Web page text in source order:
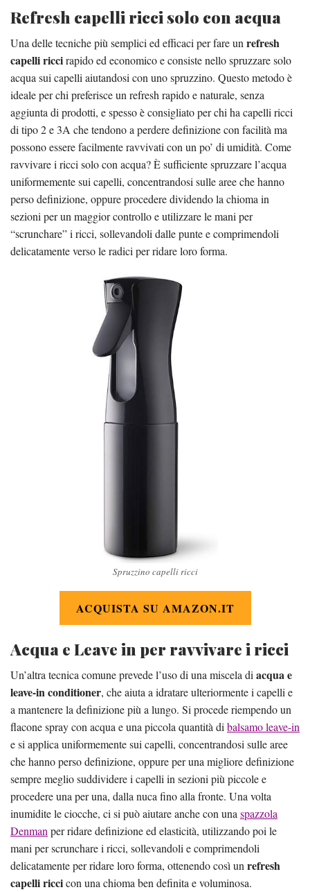
Refresh capelli ricci solo con acqua
Una delle tecniche più semplici ed efficaci per fare unrefresh
capelli riccirapido ed economico e consiste nello spruzzare solo
acqua sui capelli aiutandosi con uno spruzzino. Questo metodo è
ideale per chi preferisce un refresh rapido e naturale, senza
aggiunta di prodotti, e spesso è consigliato per chi ha capelli ricci
di tipo 2 e 3A che tendono a perdere definizione con facilità ma
possono essere facilmente ravvivati con un po’ di umidità. Come
ravvivare i ricci solo con acqua? È sufficiente spruzzare l’acqua
uniformemente sui capelli, concentrandosi sulle aree che hanno
perso definizione, oppure procedere dividendo la chioma in
sezioni per un maggior controllo e utilizzare le mani per
“scrunchare” i ricci, sollevandoli dalle punte e comprimendoli
delicatamente verso le radici per ridare loro forma.
Spruzzino capelli ricci
ACQUISTA SU AMAZON.IT
Acqua e Leave in per ravvivare i ricci
Un’altra tecnica comune prevede l’uso di una miscela diacqua e
leave-in conditioner, che aiuta a idratare ulteriormente i capelli e
a mantenere la definizione più a lungo. Si procede riempendo un
flacone spray con acqua e una piccola quantità dibalsamo leave-in
e si applica uniformemente sui capelli, concentrandosi sulle aree
che hanno perso definizione, oppure per una migliore definizione
sempre meglio suddividere i capelli in sezioni più piccole e
procedere una per una, dalla nuca fino alla fronte. Una volta
inumidite le ciocche, ci si può aiutare anche con unaspazzola
Denmanper ridare definizione ed elasticità, utilizzando poi le
mani per scrunchare i ricci, sollevandoli e comprimendoli
delicatamente per ridare loro forma, ottenendo così unrefresh
capelli riccicon una chioma ben definita e voluminosa.